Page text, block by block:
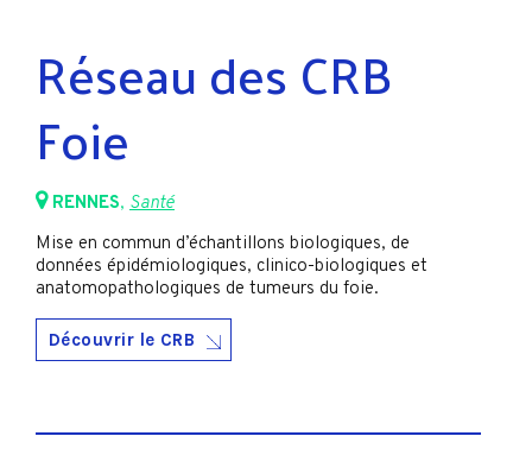
Réseau des CRB
Foie
RENNES, Santé
Mise en commun d’échantillons biologiques, de
données épidémiologiques, clinico-biologiques et
anatomopathologiques de tumeurs du foie.
Découvrir le CRB